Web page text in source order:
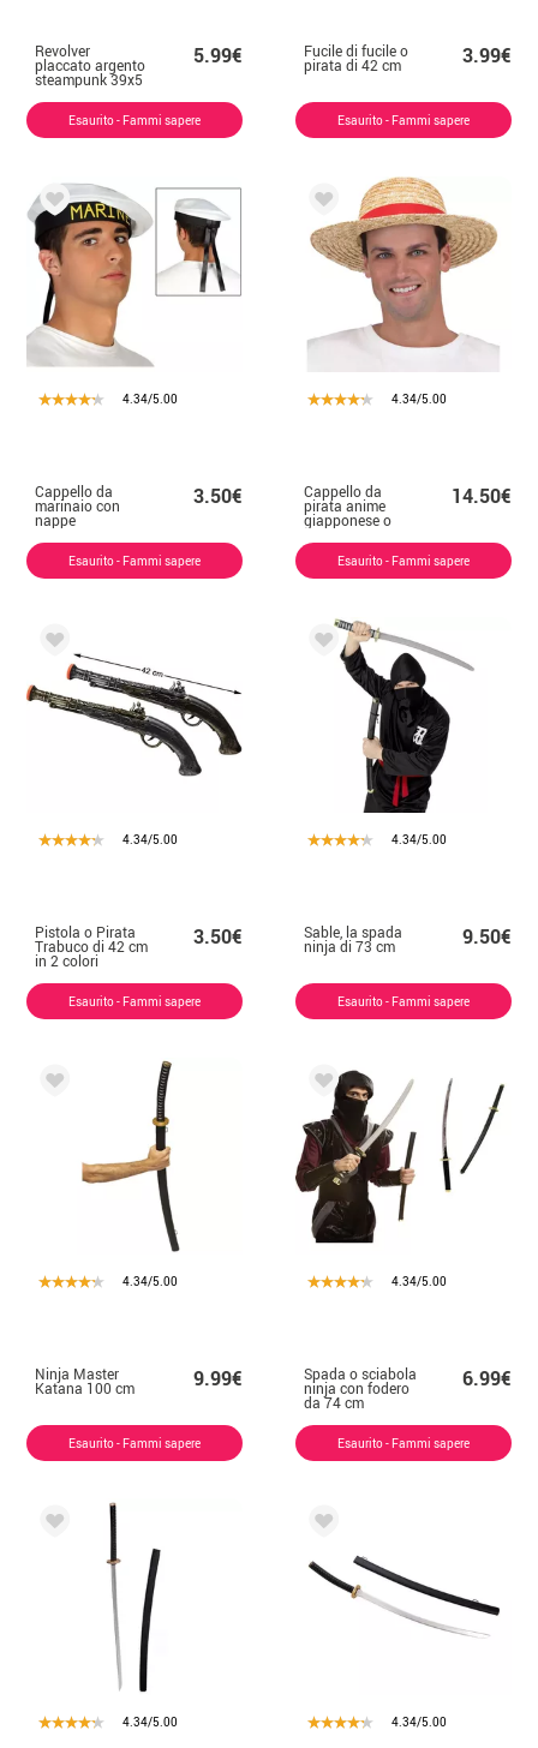
Revolver
placcato argento
steampunk 39x5
5.99€
Esaurito - Fammi sapere
Fucile di fucile o
pirata di 42 cm 3.99€
Esaurito - Fammi sapere
4.34/5.00
Cappello da
marinaio con
nappe
3.50€
Esaurito - Fammi sapere
4.34/5.00
Cappello da
pirata anime
giapponese o
gondoliere per
adulto
14.50€
Esaurito - Fammi sapere
4.34/5.00
Pistola o Pirata
Trabuco di 42 cm
in 2 colori
3.50€
Esaurito - Fammi sapere
4.34/5.00
Sable, la spada
ninja di 73 cm 9.50€
Esaurito - Fammi sapere
4.34/5.00
Ninja Master
Katana 100 cm 9.99€
Esaurito - Fammi sapere
4.34/5.00
Spada o sciabola
ninja con fodero
da 74 cm
6.99€
Esaurito - Fammi sapere
4.34/5.00 4.34/5.00